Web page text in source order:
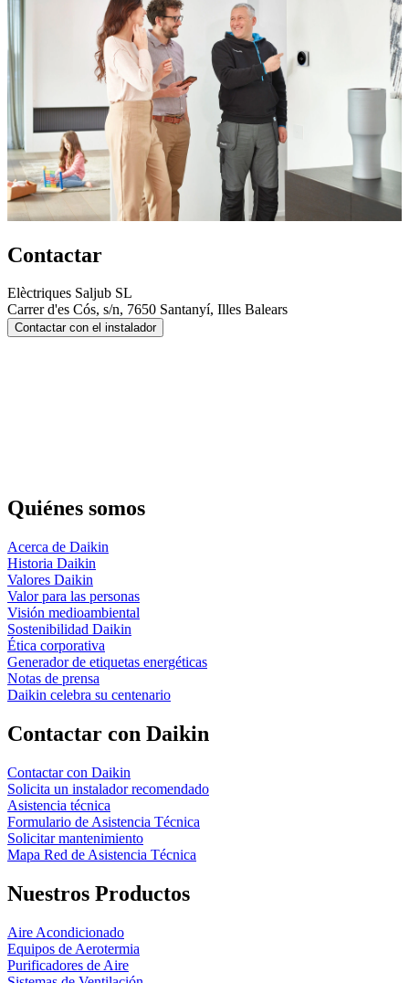
Contactar
Elèctriques Saljub SL
Carrer d'es Cós, s/n, 7650 Santanyí, Illes Balears
Contactar con el instalador
Quiénes somos
Acerca de Daikin
Historia Daikin
Valores Daikin
Valor para las personas
Visión medioambiental
Sostenibilidad Daikin
Ética corporativa
Generador de etiquetas energéticas
Notas de prensa
Daikin celebra su centenario
Contactar con Daikin
Contactar con Daikin
Solicita un instalador recomendado
Asistencia técnica
Formulario de Asistencia Técnica
Solicitar mantenimiento
Mapa Red de Asistencia Técnica
Nuestros Productos
Aire Acondicionado
Equipos de Aerotermia
Purificadores de Aire